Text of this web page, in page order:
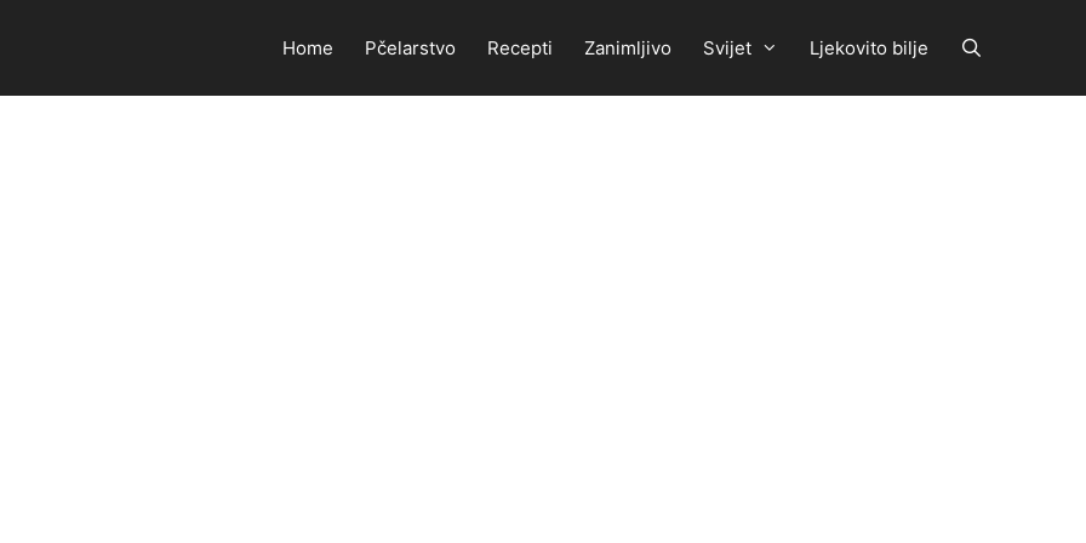
Home Pčelarstvo Recepti Zanimljivo Svijet Ljekovito bilje